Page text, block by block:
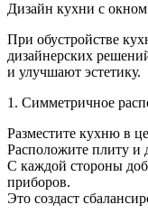
Дизайн кухни с
При обустройстве
дизайнерских
и улучшают эстетику.
1. Симметричное
Разместите кухню в
Расположите плиту и
С каждой стороны
приборов.
Это создаст